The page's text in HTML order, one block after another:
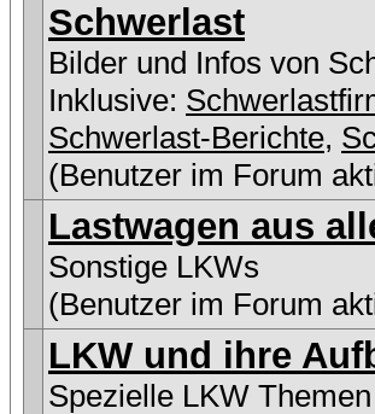
Schwerlast
Bilder und Infos von
Inklusive:
Schwerlast-Berichte,
(Benutzer im Forum
Lastwagen aus
Sonstige LKWs
(Benutzer im Forum
LKW und ihre
Spezielle LKW